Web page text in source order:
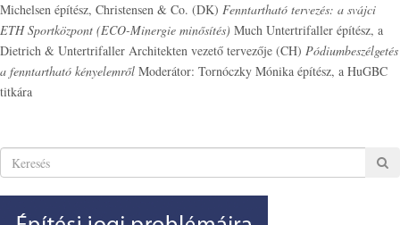
Michelsen építész, Christensen & Co. (DK) Fenntartható tervezés: a svájci
ETH Sportközpont (ECO-Minergie minősítés) Much Untertrifaller építész, a
Dietrich & Untertrifaller Architekten vezető tervezője (CH) Pódiumbeszélgetés
a fenntartható kényelemről Moderátor: Tornóczky Mónika építész, a HuGBC
titkára